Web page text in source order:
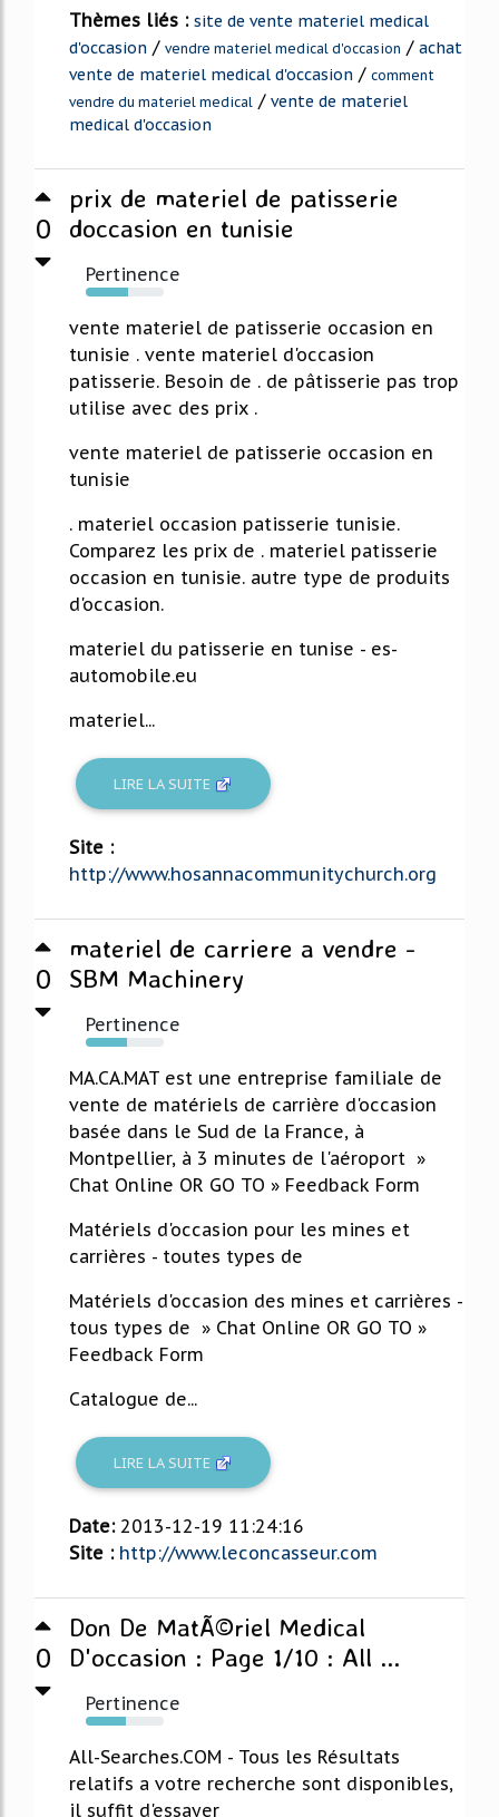
Thèmes liés : site de vente materiel medical
d'occasion / vendre materiel medical d'occasion / achat
vente de materiel medical d'occasion / comment
vendre du materiel medical / vente de materiel
medical d'occasion
0
prix de materiel de patisserie
doccasion en tunisie
Pertinence
54%
vente materiel de patisserie occasion en
tunisie . vente materiel d'occasion
patisserie. Besoin de . de pâtisserie pas trop
utilise avec des prix .
vente materiel de patisserie occasion en
tunisie
. materiel occasion patisserie tunisie.
Comparez les prix de . materiel patisserie
occasion en tunisie. autre type de produits
d'occasion.
materiel du patisserie en tunise - es-
automobile.eu
materiel...
LIRE LA SUITE
Site :
http://www.hosannacommunitychurch.org
0
materiel de carriere a vendre -
SBM Machinery
Pertinence
53%
MA.CA.MAT est une entreprise familiale de
vente de matériels de carrière d'occasion
basée dans le Sud de la France, à
Montpellier, à 3 minutes de l'aéroport »
Chat Online OR GO TO » Feedback Form
Matériels d'occasion pour les mines et
carrières - toutes types de
Matériels d'occasion des mines et carrières -
tous types de » Chat Online OR GO TO »
Feedback Form
Catalogue de...
LIRE LA SUITE
Date: 2013-12-19 11:24:16
Site : http://www.leconcasseur.com
0
Don De MatÃ©riel Medical
D'occasion : Page 1/10 : All ...
Pertinence
51%
All-Searches.COM - Tous les Résultats
relatifs a votre recherche sont disponibles,
il suffit d'essayer